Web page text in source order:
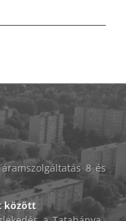
8 és
között